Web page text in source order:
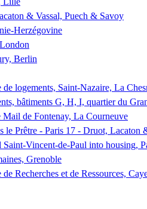
& Vassal, Puech & Savoy
Herzégovine
Berlin
logements, Saint-Nazaire, La
bâtiments G, H, I, quartier du
de Fontenay, La Courneuve
le Prêtre - Paris 17 - Druot, Lacaton
Vincent-de-Paul into housing,
Grenoble
Recherches et de Ressources,